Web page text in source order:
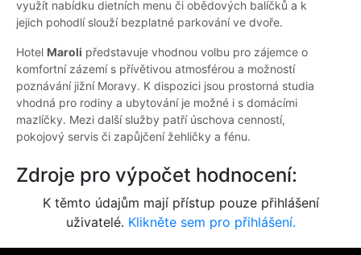
využít nabídku dietních menu či obědových balíčků a k
jejich pohodlí slouží bezplatné parkování ve dvoře.
Hotel Maroli představuje vhodnou volbu pro zájemce o
komfortní zázemí s přívětivou atmosférou a možností
poznávání jižní Moravy. K dispozici jsou prostorná studia
vhodná pro rodiny a ubytování je možné i s domácími
mazlíčky. Mezi další služby patří úschova cenností,
pokojový servis či zapůjčení žehličky a fénu.
Zdroje pro výpočet hodnocení:
K těmto údajům mají přístup pouze přihlášení
uživatelé. Klikněte sem pro přihlášení.